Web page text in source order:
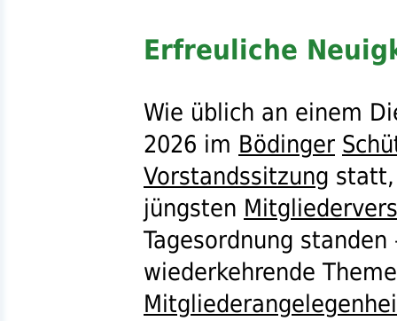
Erfreuliche
Wie üblich an einem
2026 im Bödinger
Vorstandssitzung statt,
jüngsten
Tagesordnung
wiederkehrende